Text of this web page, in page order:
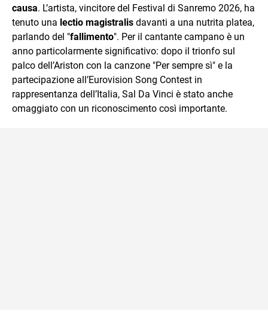
causa. L’artista, vincitore del Festival di Sanremo 2026, ha
tenuto una lectio magistralis davanti a una nutrita platea,
parlando del "fallimento". Per il cantante campano è un
anno particolarmente significativo: dopo il trionfo sul
palco dell’Ariston con la canzone "Per sempre sì" e la
partecipazione all’Eurovision Song Contest in
rappresentanza dell’Italia, Sal Da Vinci è stato anche
omaggiato con un riconoscimento così importante.